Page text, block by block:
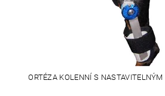
ORTÉZA KOLENNÍ S